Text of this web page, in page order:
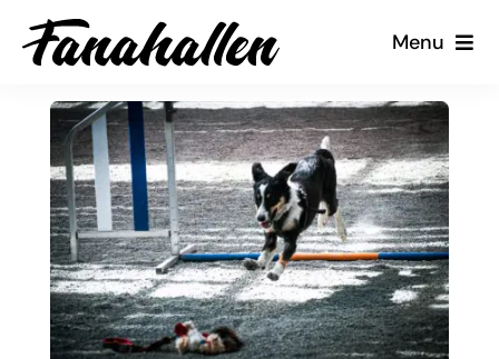
Skip
Menu
Tjenester
Arrangementer
Kalender
Kontakt oss